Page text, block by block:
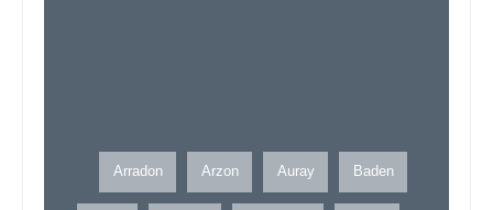
Arradon Arzon Auray Baden